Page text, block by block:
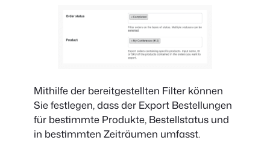
Mithilfe der bereitgestellten Filter können
Sie festlegen, dass der Export Bestellungen
für bestimmte Produkte, Bestellstatus und
in bestimmten Zeiträumen umfasst.